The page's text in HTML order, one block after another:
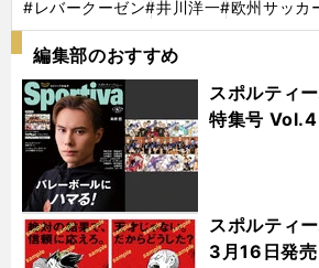
#レバークーゼン#井川洋一#欧州サッカ
編集部のおすすめ
スポルティ
特集号
スポルティ
3月16日発売